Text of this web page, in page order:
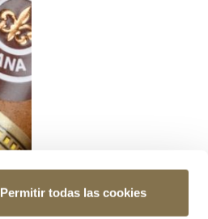
Permitir todas las cookies